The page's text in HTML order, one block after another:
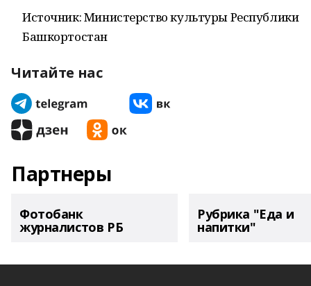
Источник: Министерство культуры Республики
Башкортостан
Читайте нас
Партнеры
Фотобанк
журналистов РБ
Рубрика "Еда и
напитки"